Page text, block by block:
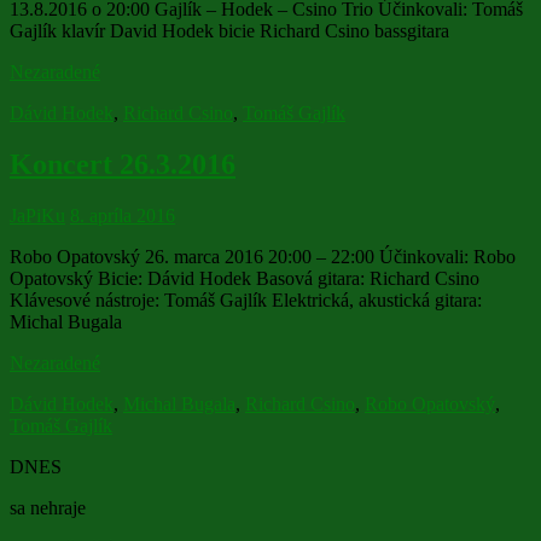
13.8.2016 o 20:00 Gajlík – Hodek – Csino Trio Účinkovali: Tomáš
Gajlík klavír David Hodek bicie Richard Csino bassgitara
Nezaradené
Dávid Hodek, Richard Csino, Tomáš Gajlík
Koncert 26.3.2016
JaPiKu 8. apríla 2016
Robo Opatovský 26. marca 2016 20:00 – 22:00 Účinkovali: Robo
Opatovský Bicie: Dávid Hodek Basová gitara: Richard Csino
Klávesové nástroje: Tomáš Gajlík Elektrická, akustická gitara:
Michal Bugala
Nezaradené
Dávid Hodek, Michal Bugala, Richard Csino, Robo Opatovský,
Tomáš Gajlík
DNES
sa nehraje